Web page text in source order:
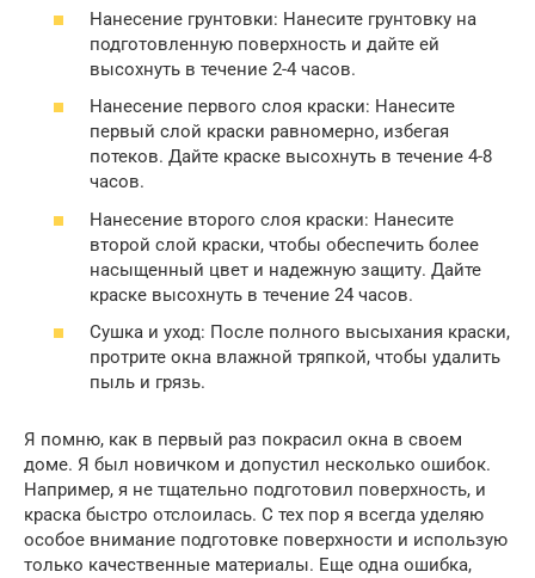
Нанесение грунтовки: Нанесите грунтовку на
подготовленную поверхность и дайте ей
высохнуть в течение 2-4 часов.
Нанесение первого слоя краски: Нанесите
первый слой краски равномерно, избегая
потеков. Дайте краске высохнуть в течение 4-8
часов.
Нанесение второго слоя краски: Нанесите
второй слой краски, чтобы обеспечить более
насыщенный цвет и надежную защиту. Дайте
краске высохнуть в течение 24 часов.
Сушка и уход: После полного высыхания краски,
протрите окна влажной тряпкой, чтобы удалить
пыль и грязь.
Я помню, как в первый раз покрасил окна в своем
доме. Я был новичком и допустил несколько ошибок.
Например, я не тщательно подготовил поверхность, и
краска быстро отслоилась. С тех пор я всегда уделяю
особое внимание подготовке поверхности и использую
только качественные материалы. Еще одна ошибка,